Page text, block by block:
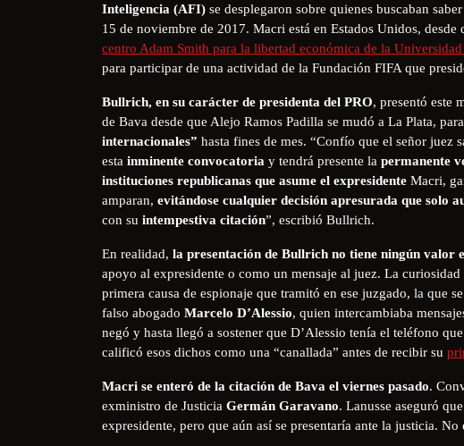
Inteligencia (AFI) se desplegaron sobre quienes buscaban
15 de noviembre de 2017. Macri está en Estados Unidos,
centro Adam Smith para la libertad económica de la
para participar de una actividad de la Fundación FIFA que
Bullrich, en su carácter de presidenta del PRO, presentó este
de Bava desde que Alejo Ramos Padilla se mudó a La Plata,
internacionales” hasta fines de mes. “Confío que el señor juez
esta inminente convocatoria y tendrá presente la permanente
instituciones republicanas que asume el expresidente Macri,
amparan, evitándose cualquier decisión apresurada que solo
con su intempestiva citación”, escribió Bullrich.
En realidad, la presentación de Bullrich no tiene ningún valor
apoyo al expresidente o como un mensaje al juez. La
primera causa de espionaje que tramitó en ese juzgado, la que
falso abogado Marcelo D’Alessio, quien intercambiaba
negó y hasta llegó a sostener que D’Alessio tenía el teléfono
calificó esos dichos como una “canallada” antes de recibir su
Macri se enteró de la citación de Bava el viernes pasado.
exministro de Justicia Germán Garavano. Lanusse aseguró
expresidente, pero que aún así se presentaría ante la justicia.